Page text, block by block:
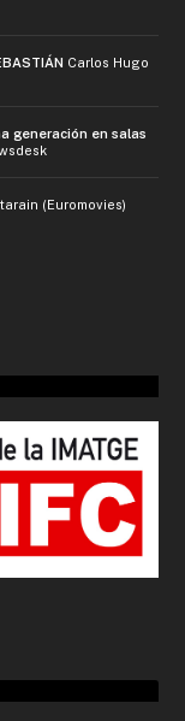
Carlos Hugo
generación en salas
(Euromovies)